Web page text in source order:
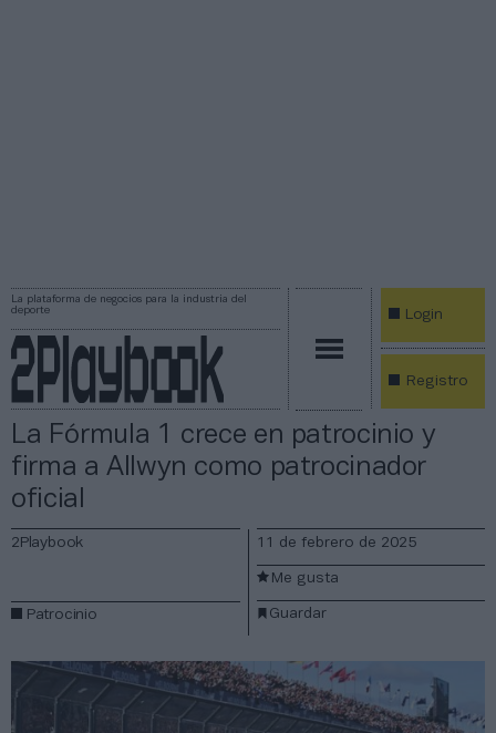
La plataforma de negocios para la industria del
deporte
Login
Registro
La Fórmula 1 crece en patrocinio y
firma a Allwyn como patrocinador
oficial
2Playbook
Patrocinio
11 de febrero de 2025
Guardar
Me gusta